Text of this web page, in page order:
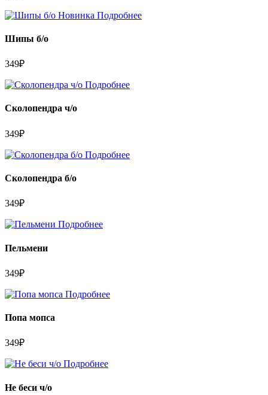
Новинка Подробнее
Шипы б/о
349₽
Подробнее
Сколопендра ч/о
349₽
Подробнее
Сколопендра б/о
349₽
Подробнее
Пельмени
349₽
Подробнее
Попа мопса
349₽
Подробнее
Не беси ч/о